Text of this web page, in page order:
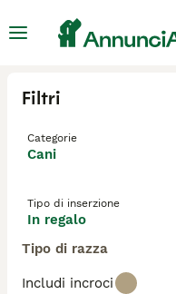
Filtri
Categorie
Cani
Tipo di inserzione
In regalo
Tipo di razza
Includi incroci